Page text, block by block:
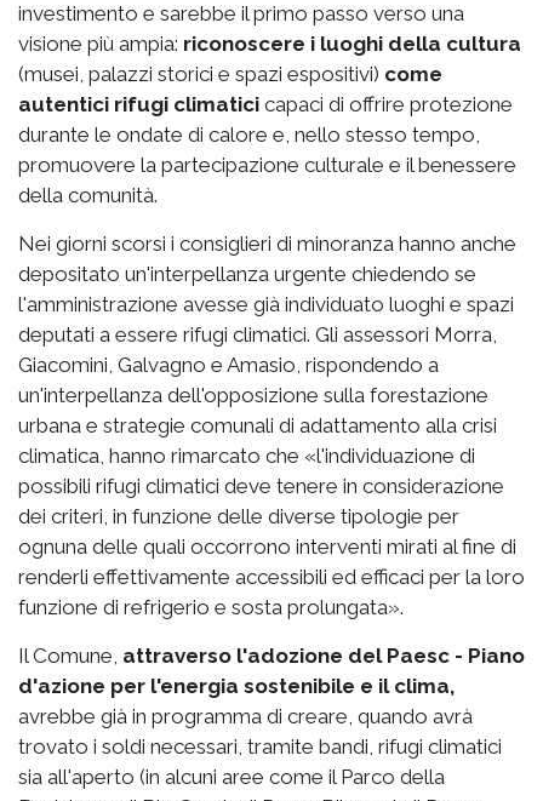
investimento e sarebbe il primo passo verso una
visione più ampia: riconoscere i luoghi della cultura
(musei, palazzi storici e spazi espositivi) come
autentici rifugi climatici capaci di offrire protezione
durante le ondate di calore e, nello stesso tempo,
promuovere la partecipazione culturale e il benessere
della comunità.
Nei giorni scorsi i consiglieri di minoranza hanno anche
depositato un'interpellanza urgente chiedendo se
l'amministrazione avesse già individuato luoghi e spazi
deputati a essere rifugi climatici. Gli assessori Morra,
Giacomini, Galvagno e Amasio, rispondendo a
un'interpellanza dell'opposizione sulla forestazione
urbana e strategie comunali di adattamento alla crisi
climatica, hanno rimarcato che «l'individuazione di
possibili rifugi climatici deve tenere in considerazione
dei criteri, in funzione delle diverse tipologie per
ognuna delle quali occorrono interventi mirati al fine di
renderli effettivamente accessibili ed efficaci per la loro
funzione di refrigerio e sosta prolungata».
Il Comune, attraverso l'adozione del Paesc - Piano
d'azione per l'energia sostenibile e il clima,
avrebbe già in programma di creare, quando avrà
trovato i soldi necessari, tramite bandi, rifugi climatici
sia all'aperto (in alcuni aree come il Parco della